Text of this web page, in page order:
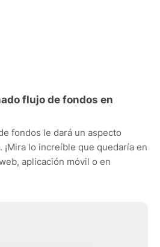
flujo de fondos en
fondos le dará un aspecto
lo increíble que quedaría en
aplicación móvil o en